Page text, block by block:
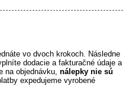
vo dvoch krokoch. Následne
dodacie a fakturačné údaje a
na objednávku, nálepky nie sú
expedujeme vyrobené